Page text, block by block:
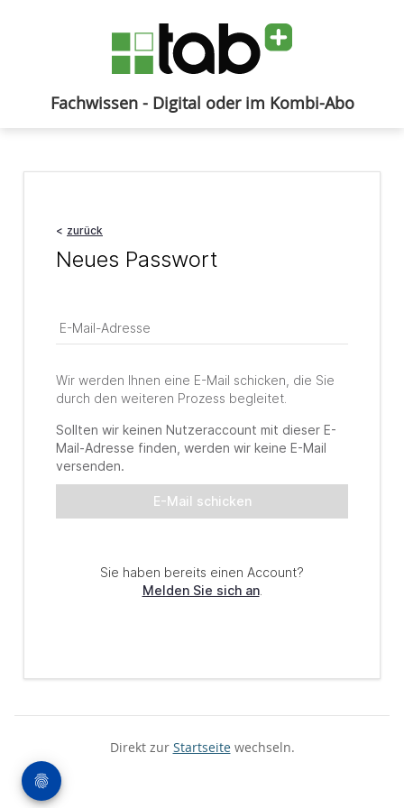
Fachwissen - Digital oder im Kombi-Abo
Direkt zur Startseitewechseln.